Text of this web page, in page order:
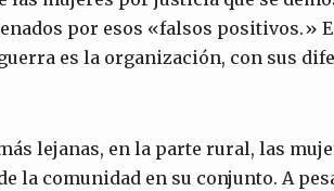
por esos «falsos positivos.»
es la organización, con sus
lejanas, en la parte rural, las
la comunidad en su conjunto. A